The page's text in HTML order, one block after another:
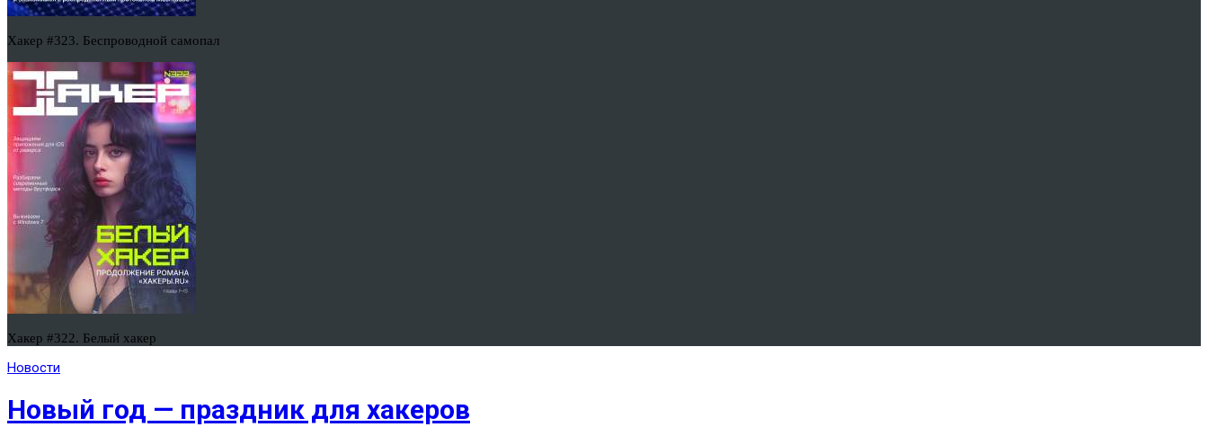
Хакер #323. Беспроводной самопал
Хакер #322. Белый хакер
Новости
Новый год — праздник для хакеров